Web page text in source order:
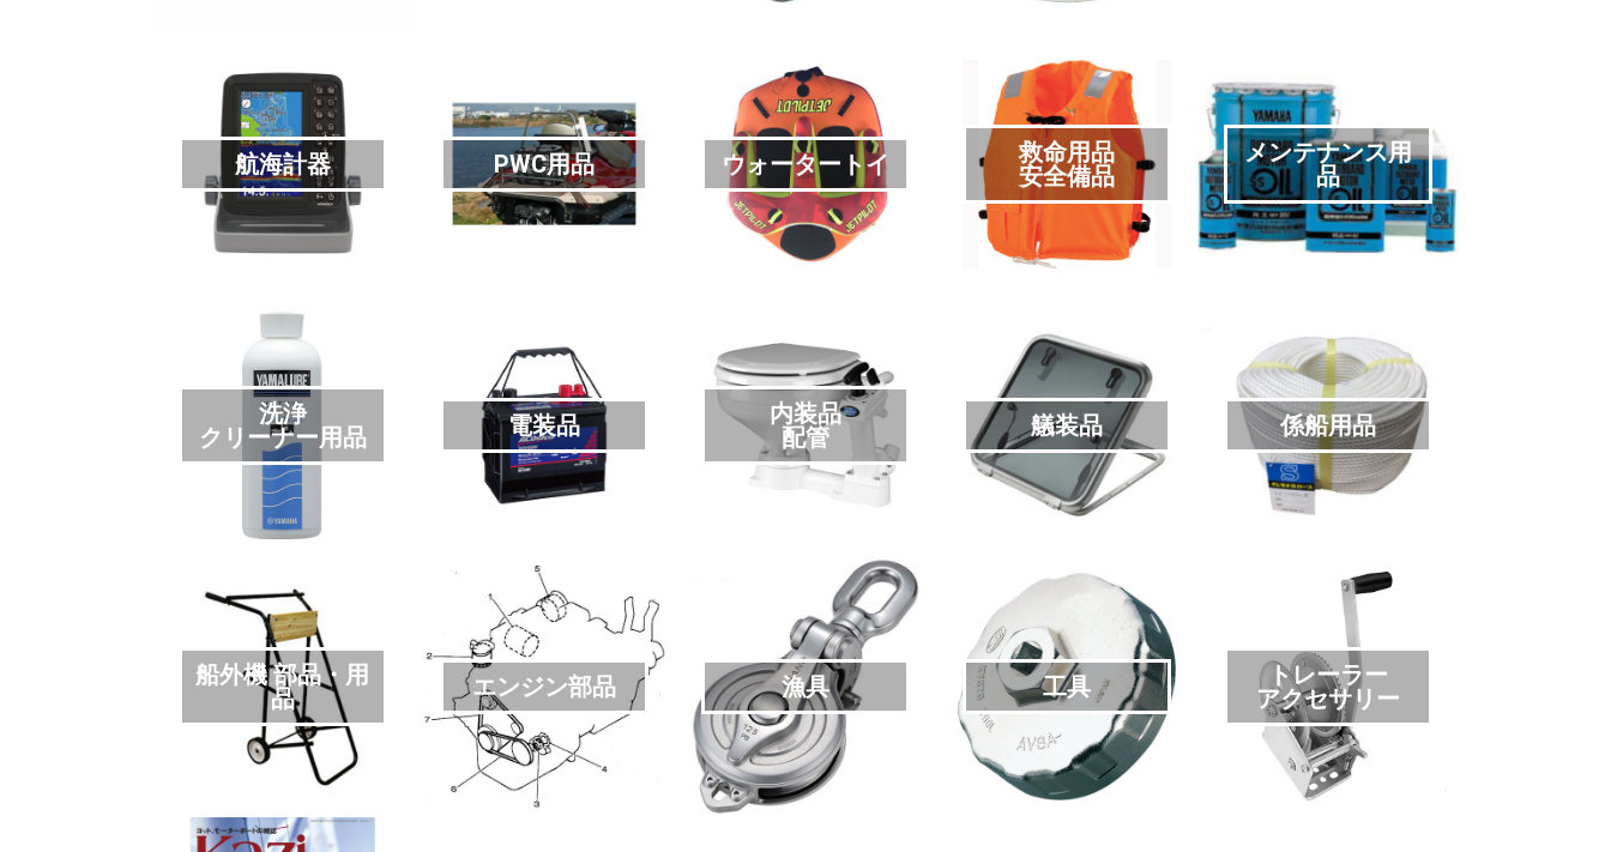
航海計器 PWC用品 ウォータートイ
救命用品
安全備品
メンテナンス用
品
洗浄
クリーナー用品
電装品
内装品
配管
艤装品 係船用品
船外機 部品・用
品
エンジン部品 漁具 工具
トレーラー
アクセサリー